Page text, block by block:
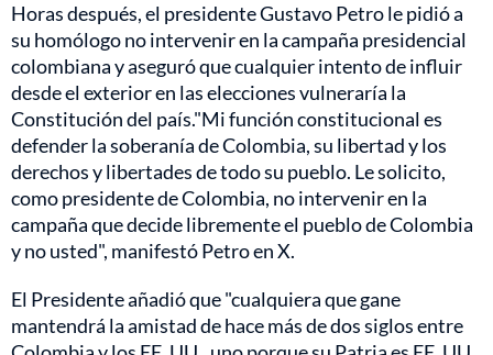
Horas después, el presidente Gustavo Petro le pidió a
su homólogo no intervenir en la campaña presidencial
colombiana y aseguró que cualquier intento de influir
desde el exterior en las elecciones vulneraría la
Constitución del país."Mi función constitucional es
defender la soberanía de Colombia, su libertad y los
derechos y libertades de todo su pueblo. Le solicito,
como presidente de Colombia, no intervenir en la
campaña que decide libremente el pueblo de Colombia
y no usted", manifestó Petro en X.
El Presidente añadió que "cualquiera que gane
mantendrá la amistad de hace más de dos siglos entre